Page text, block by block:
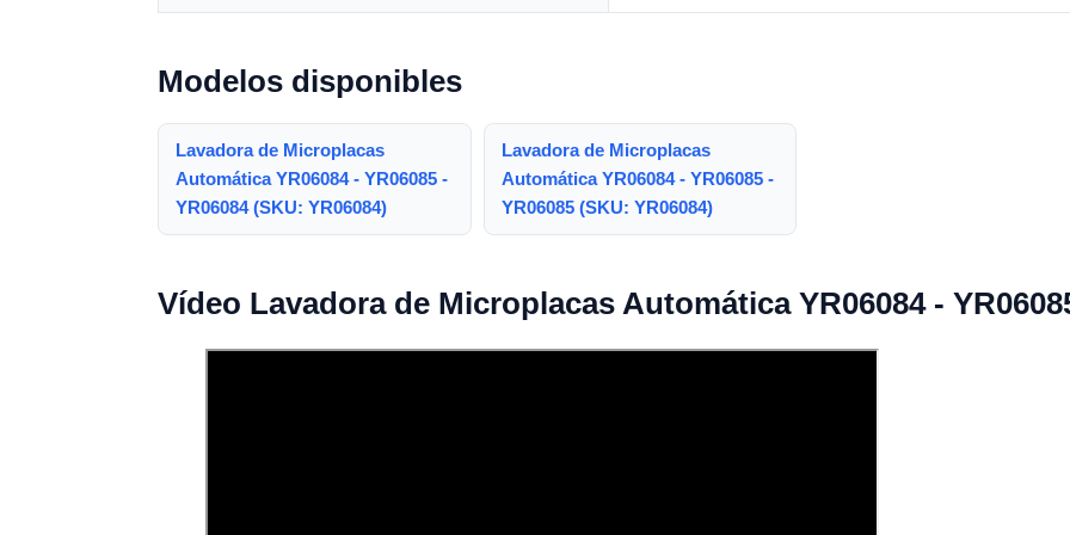
Modelos disponibles
Lavadora de Microplacas
Automática YR06084 - YR06085 -
YR06084 (SKU: YR06084)
Lavadora de Microplacas
Automática YR06084 - YR06085 -
YR06085 (SKU: YR06084)
Vídeo Lavadora de Microplacas Automática YR06084 -